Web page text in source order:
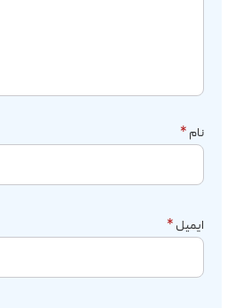
نام*
ایمیل*